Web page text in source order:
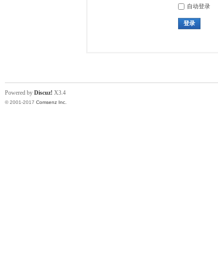
自动登录
登录
Powered by Discuz! X3.4
© 2001-2017 Comsenz Inc.